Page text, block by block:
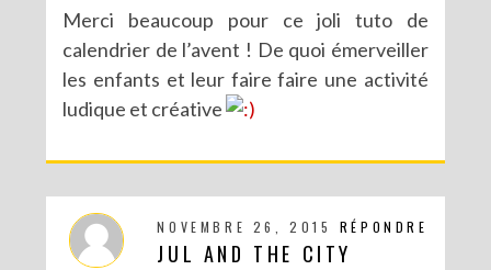
Merci beaucoup pour ce joli tuto de
calendrier de l’avent ! De quoi émerveiller
les enfants et leur faire faire une activité
ludique et créative
RÉPONDRE
NOVEMBRE 26, 2015
JUL AND THE CITY